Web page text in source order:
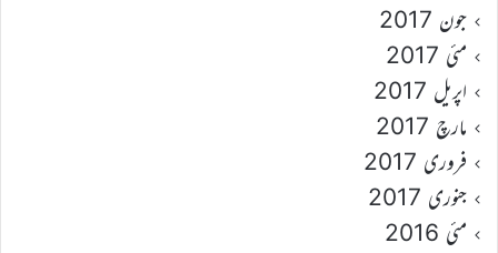
جون 2017
مئی 2017
اپریل 2017
مارچ 2017
فروری 2017
جنوری 2017
مئی 2016